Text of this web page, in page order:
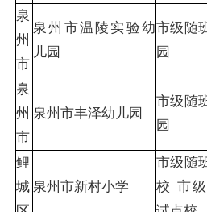
泉
州
市
泉州市温陵实验幼
儿园
市级随
园
泉
州
市
泉州市丰泽幼儿园
市级随
园
鲤
城 泉州市新村小学
市级随
校 市